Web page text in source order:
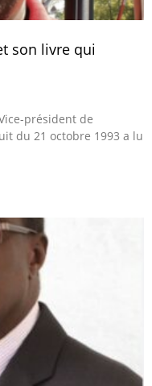
son livre qui
président de
du 21 octobre 1993 a lu